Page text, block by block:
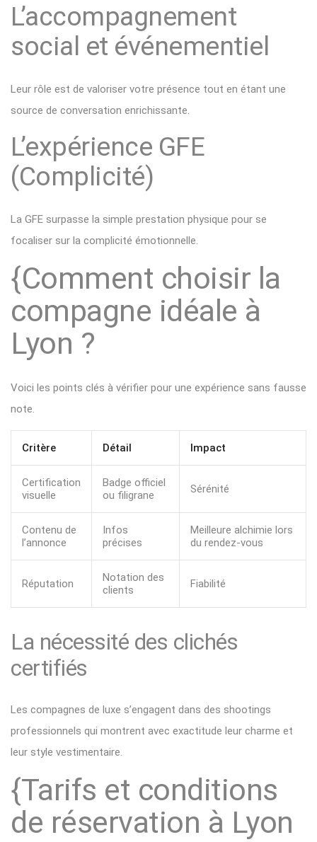
L’accompagnement
social et événementiel
Leur rôle est de valoriser votre présence tout en étant une
source de conversation enrichissante.
L’expérience GFE
(Complicité)
La GFE surpasse la simple prestation physique pour se
focaliser sur la complicité émotionnelle.
{Comment choisir la
compagne idéale à
Lyon ?
Voici les points clés à vérifier pour une expérience sans fausse
note.
Critère Détail Impact
Certification
visuelle
Badge officiel
ou filigrane
Sérénité
Contenu de
l’annonce
Infos
précises
Meilleure alchimie lors
du rendez-vous
Réputation
Notation des
clients
Fiabilité
La nécessité des clichés
certifiés
Les compagnes de luxe s’engagent dans des shootings
professionnels qui montrent avec exactitude leur charme et
leur style vestimentaire.
{Tarifs et conditions
de réservation à Lyon